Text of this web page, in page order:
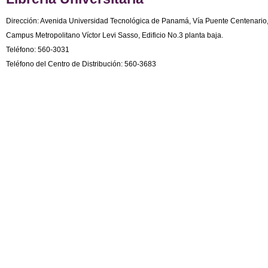
Dirección: Avenida Universidad Tecnológica de Panamá, Vía Puente Centenario,
Campus Metropolitano Víctor Levi Sasso, Edificio No.3 planta baja.
Teléfono: 560-3031
Teléfono del Centro de Distribución: 560-3683